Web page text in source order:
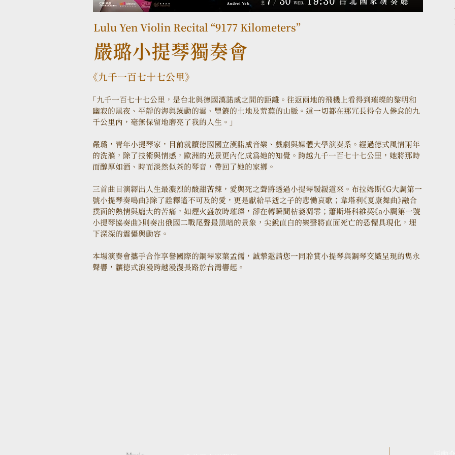
Lulu Yen Violin Recital “9177 Kilometers”
嚴璐小提琴獨奏會
《九千一百七十七公里》
「九千一百七十七公里，是台北與德國漢諾威之間的距離。往返兩地的飛機上看得到璀璨的黎明和
幽寂的黑夜、平靜的海與躁動的雲、豐饒的土地及荒蕪的山脈。這一切都在那冗長得令人倦怠的九
千公里內，毫無保留地磨亮了我的人生。」
嚴璐，青年小提琴家，目前就讀德國國立漢諾威音樂、戲劇與媒體大學演奏系。經過德式風情兩年
的洗滌，除了技術與情感，歐洲的光景更內化成為她的知覺。跨越九千一百七十七公里，她將那時
而醇厚如酒、時而淡然似茶的琴音，帶回了她的家鄉。
三首曲目演繹出人生最濃烈的酸甜苦辣，愛與死之聲將透過小提琴緩緩道來。布拉姆斯《G大調第一
號小提琴奏鳴曲》除了詮釋遙不可及的愛，更是獻給早逝之子的悲慟哀歌；韋塔利《夏康舞曲》融合
撲面的熱情與龐大的苦痛，如煙火盛放時璀璨，卻在轉瞬間枯萎凋零；蕭斯塔科維契《a小調第一號
小提琴協奏曲》則奏出俄國二戰尾聲最黑暗的景象，尖銳直白的樂聲將直面死亡的恐懼具現化，埋
下深深的震懾與動容。
本場演奏會攜手合作享譽國際的鋼琴家葉孟儒，誠摯邀請您一同聆賞小提琴與鋼琴交織呈現的雋永
聲響，讓德式浪漫跨越漫漫長路於台灣響起。